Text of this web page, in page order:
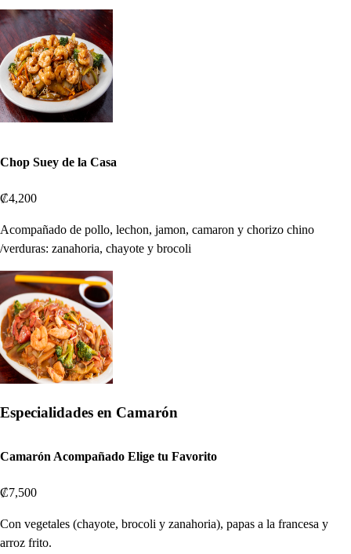
Chop Suey de la Casa
₡4,200
Acompañado de pollo, lechon, jamon, camaron y chorizo chino
/verduras: zanahoria, chayote y brocoli
Especialidades en Camarón
Camarón Acompañado Elige tu Favorito
₡7,500
Con vegetales (chayote, brocoli y zanahoria), papas a la francesa y
arroz frito.